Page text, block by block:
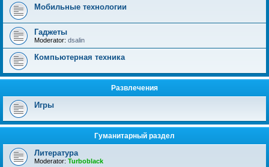
Мобильные технологии
Гаджеты
Moderator: dsalin
Компьютерная техника
Развлечения
Игры
Гуманитарный раздел
Литература
Moderator: Turboblack